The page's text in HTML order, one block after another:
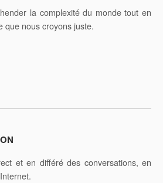
la complexité du monde tout en
que nous croyons juste.
et en différé des conversations, en